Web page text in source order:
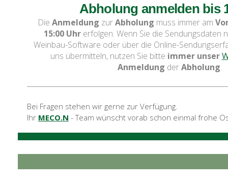
Abholung anmelden bis
Die Anmeldung zurAbholung muss immer am
15:00 Uhr erfolgen. Wenn Sie die Sendungsdaten
Weinbau-Software oder über die Online-
uns übermitteln, nutzen Sie bitte immer unser
Anmeldung derAbholung.
Bei Fragen stehen wir gerne zur Verfügung.
Ihr MECO.N - Team wünscht vorab schon einmal frohe